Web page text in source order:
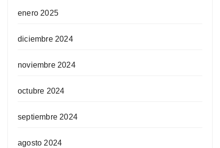
enero 2025
diciembre 2024
noviembre 2024
octubre 2024
septiembre 2024
agosto 2024